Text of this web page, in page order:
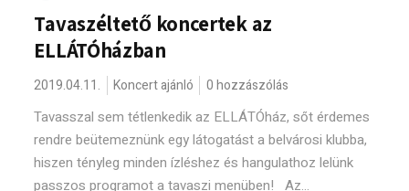
Tavaszéltető koncertek az
ELLÁTÓházban
2019.04.11. Koncert ajánló 0 hozzászólás
Tavasszal sem tétlenkedik az ELLÁTÓház, sőt érdemes
rendre beütemeznünk egy látogatást a belvárosi klubba,
hiszen tényleg minden ízléshez és hangulathoz lelünk
passzos programot a tavaszi menüben! Az...